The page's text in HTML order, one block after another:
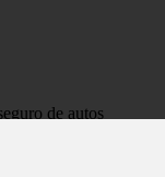
de autos